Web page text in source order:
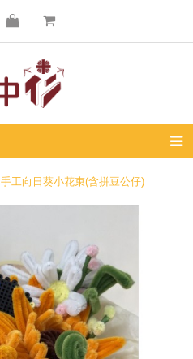
手工向日葵小花束(含拼豆公仔)